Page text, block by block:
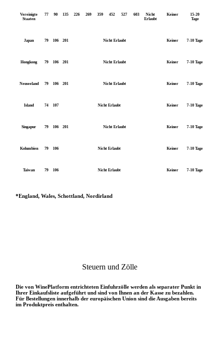
Vereinigte
Staaten
77 90 135 226 269 359 452 527 603
Nicht
Erlaubt
Keiner
15-20
Tage
Japan 79 106 201 Nicht Erlaubt Keiner 7-10 Tage
Hongkong 79 106 201 Nicht Erlaubt Keiner 7-10 Tage
Neuseeland 79 106 201 Nicht Erlaubt Keiner 7-10 Tage
Island 74 107 Nicht Erlaubt Keiner 7-10 Tage
Singapur 79 106 201 Nicht Erlaubt Keiner 7-10 Tage
Kolumbien 79 106 Nicht Erlaubt Keiner 7-10 Tage
Taiwan 79 106 Nicht Erlaubt Keiner 7-10 Tage
*England, Wales, Schottland, Nordirland
Steuern und Zölle
Die von WinePlatform entrichteten Einfuhrzölle werden als separater Punkt in
Ihrer Einkaufsliste aufgeführt und sind von Ihnen an der Kasse zu bezahlen.
Für Bestellungen innerhalb der europäischen Union sind die Ausgaben bereits
im Produktpreis enthalten.